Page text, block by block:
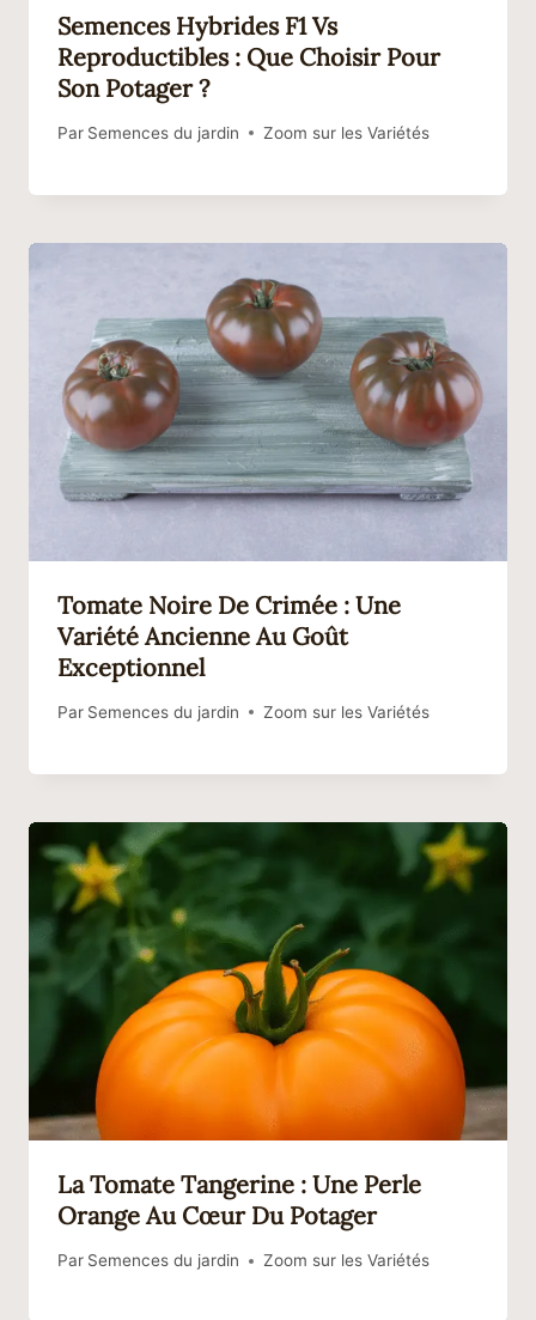
Semences Hybrides F1 Vs
Reproductibles : Que Choisir Pour
Son Potager ?
Par Semences du jardin Zoom sur les Variétés
Tomate Noire De Crimée : Une
Variété Ancienne Au Goût
Exceptionnel
Par Semences du jardin Zoom sur les Variétés
La Tomate Tangerine : Une Perle
Orange Au Cœur Du Potager
Par Semences du jardin Zoom sur les Variétés